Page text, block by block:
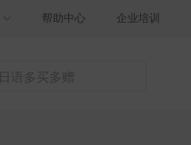
帮助中心 企业培训